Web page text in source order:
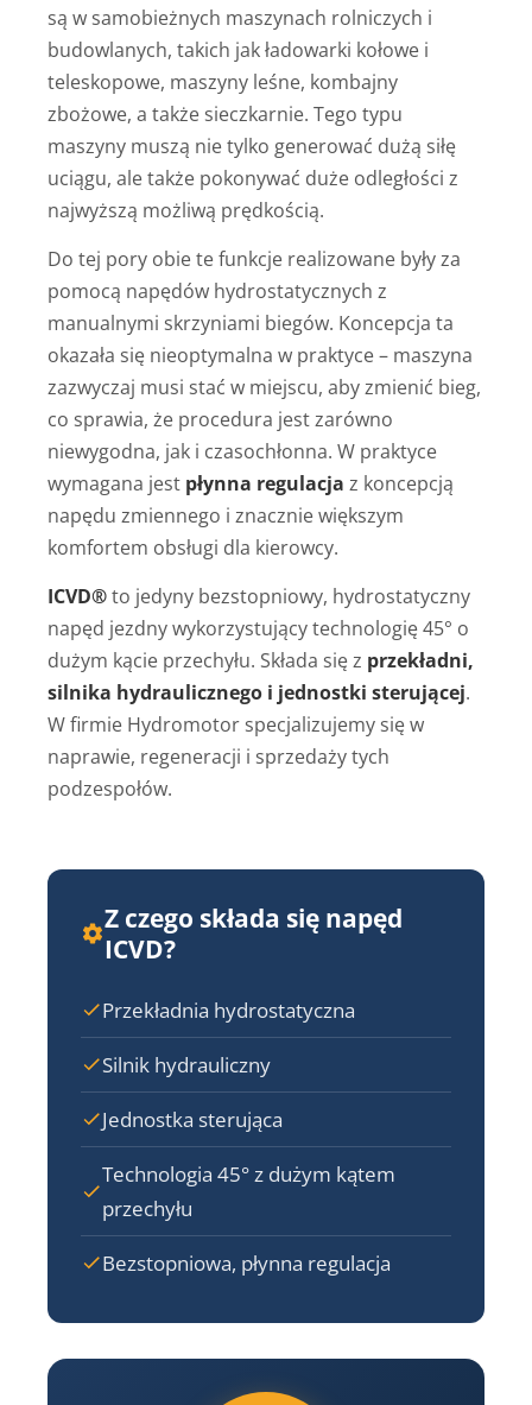
są w samobieżnych maszynach rolniczych i
budowlanych, takich jak ładowarki kołowe i
teleskopowe, maszyny leśne, kombajny
zbożowe, a także sieczkarnie. Tego typu
maszyny muszą nie tylko generować dużą siłę
uciągu, ale także pokonywać duże odległości z
najwyższą możliwą prędkością.
Do tej pory obie te funkcje realizowane były za
pomocą napędów hydrostatycznych z
manualnymi skrzyniami biegów. Koncepcja ta
okazała się nieoptymalna w praktyce – maszyna
zazwyczaj musi stać w miejscu, aby zmienić bieg,
co sprawia, że procedura jest zarówno
niewygodna, jak i czasochłonna. W praktyce
wymagana jest płynna regulacja z koncepcją
napędu zmiennego i znacznie większym
komfortem obsługi dla kierowcy.
ICVD®to jedyny bezstopniowy, hydrostatyczny
napęd jezdny wykorzystujący technologię 45° o
dużym kącie przechyłu. Składa się z przekładni,
silnika hydraulicznego i jednostki sterującej.
W firmie Hydromotor specjalizujemy się w
naprawie, regeneracji i sprzedaży tych
podzespołów.
Z czego składa się napęd
ICVD?
Przekładnia hydrostatyczna
Silnik hydrauliczny
Jednostka sterująca
Technologia 45° z dużym kątem
przechyłu
Bezstopniowa, płynna regulacja